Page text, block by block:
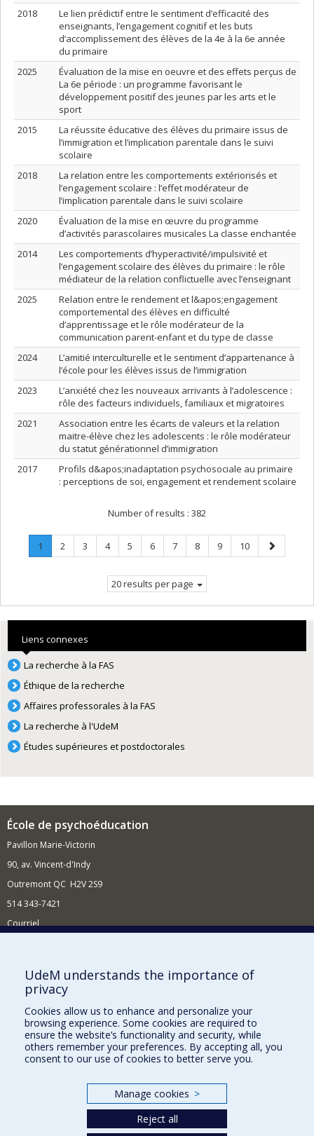
2018
Le lien prédictif entre le sentiment d’efficacité des
enseignants, l’engagement cognitif et les buts
d’accomplissement des élèves de la 4e à la 6e année
du primaire
2025
Évaluation de la mise en oeuvre et des effets perçus de
La 6e période : un programme favorisant le
développement positif des jeunes par les arts et le
sport
2015
La réussite éducative des élèves du primaire issus de
l’immigration et l’implication parentale dans le suivi
scolaire
2018
La relation entre les comportements extériorisés et
l’engagement scolaire : l’effet modérateur de
l’implication parentale dans le suivi scolaire
2020
Évaluation de la mise en œuvre du programme
d’activités parascolaires musicales La classe enchantée
2014
Les comportements d’hyperactivité/impulsivité et
l’engagement scolaire des élèves du primaire : le rôle
médiateur de la relation conflictuelle avec l’enseignant
2025
Relation entre le rendement et l&apos;engagement
comportemental des élèves en difficulté
d’apprentissage et le rôle modérateur de la
communication parent-enfant et du type de classe
2024
L’amitié interculturelle et le sentiment d’appartenance à
l’école pour les élèves issus de l’immigration
2023
L’anxiété chez les nouveaux arrivants à l’adolescence :
rôle des facteurs individuels, familiaux et migratoires
2021
Association entre les écarts de valeurs et la relation
maitre-élève chez les adolescents : le rôle modérateur
du statut générationnel d’immigration
2017
Profils d&apos;inadaptation psychosociale au primaire
: perceptions de soi, engagement et rendement scolaire
Number of results : 382
Page
1
Current
Page
2 Page
3 Page
4 Page
5 Page
6 Page
7 Page
8 Page
9 Page
10
Next
page
20 results per page
Liens connexes
La recherche à la FAS
Éthique de la recherche
Affaires professorales à la FAS
La recherche à l'UdeM
Études supérieures et postdoctorales
École de psychoéducation
Pavillon Marie-Victorin
90, av. Vincent-d'Indy
Outremont QC H2V 2S9
514 343-7421
Courriel
Comment soutenir l'École?
BESOIN D'AIDE?
Plan du site
Signaler une erreur
Accessibilité
Nos départements et écoles
UdeM understands the importance of
privacy
Cookies allow us to enhance and personalize your
browsing experience. Some cookies are required to
ensure the website’s functionality and security, while
others remember your preferences. By accepting all, you
consent to our use of cookies to better serve you.
Manage cookies >
Reject all